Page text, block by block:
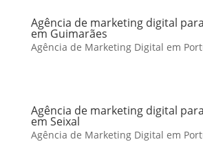
Agência de marketing digital
em Guimarães
Agência de Marketing Digital em
Agência de marketing digital
em Seixal
Agência de Marketing Digital em